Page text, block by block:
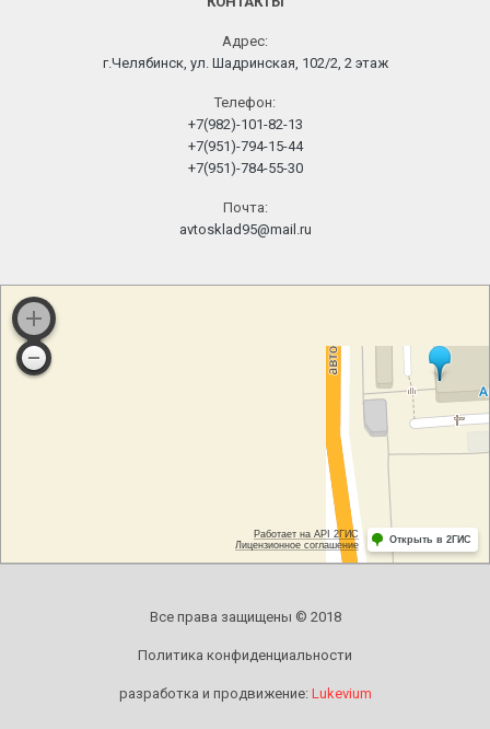
Адрес:
г.Челябинск, ул. Шадринская, 102/2, 2 этаж
Телефон:
+7(982)-101-82-13
+7(951)-794-15-44
+7(951)-784-55-30
Почта:
avtosklad95@mail.ru
Все права защищены © 2018
Политика конфиденциальности
разработка и продвижение: Lukevium